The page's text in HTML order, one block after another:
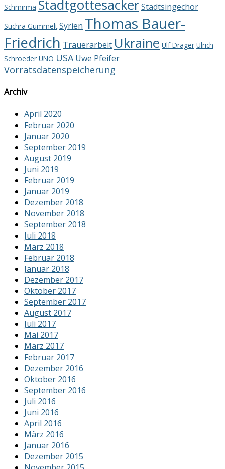
Schmirma StadtgottesackerStadtsingechor
Suchra Gummelt Syrien Thomas Bauer-
Friedrich Trauerarbeit Ukraine Ulf Dräger Ulrich
Schroeder UNO USA Uwe Pfeifer
Vorratsdatenspeicherung
Archiv
April 2020
Februar 2020
Januar 2020
September 2019
August 2019
Juni 2019
Februar 2019
Januar 2019
Dezember 2018
November 2018
September 2018
Juli 2018
März 2018
Februar 2018
Januar 2018
Dezember 2017
Oktober 2017
September 2017
August 2017
Juli 2017
Mai 2017
März 2017
Februar 2017
Dezember 2016
Oktober 2016
September 2016
Juli 2016
Juni 2016
April 2016
März 2016
Januar 2016
Dezember 2015